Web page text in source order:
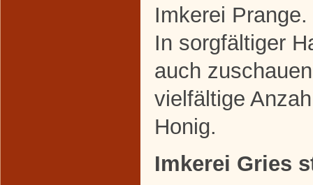
Imkerei Prange.
In sorgfältiger
auch
vielfältige
Honig.
Imkerei Gries